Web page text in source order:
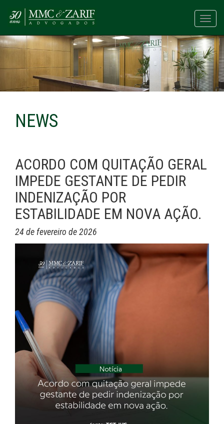
NEWS
ACORDO COM QUITAÇÃO GERAL
IMPEDE GESTANTE DE PEDIR
INDENIZAÇÃO POR
ESTABILIDADE EM NOVA AÇÃO.
24 de fevereiro de 2026